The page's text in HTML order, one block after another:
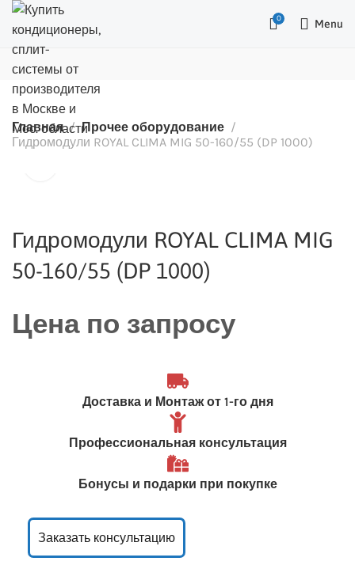
0 Menu
Главная
Прочее оборудование
Гидромодули ROYAL CLIMA MIG 50-160/55 (DP 1000)
Гидромодули ROYAL CLIMA MIG
50-160/55 (DP 1000)
Цена по запросу
Доставка и Монтаж от 1-го дня
Профессиональная консультация
Бонусы и подарки при покупке
Заказать консультацию